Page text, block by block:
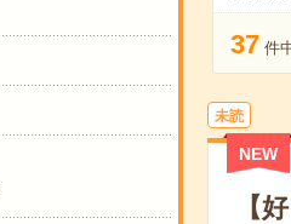
37 件
未読
NEW
【